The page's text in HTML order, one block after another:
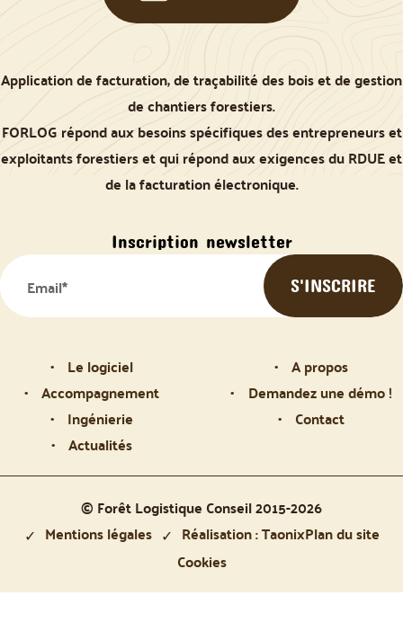
Application de facturation, de traçabilité des bois et de gestion
de chantiers forestiers.
FORLOG répond aux besoins spécifiques des entrepreneurs et
exploitants forestiers et qui répond aux exigences du RDUE et
de la facturation électronique.
Inscription newsletter
Le logiciel
Accompagnement
Ingénierie
Actualités
A propos
Demandez une démo !
Contact
© Forêt Logistique Conseil 2015-2026
Mentions légales
Réalisation : TaonixPlan du site
Cookies